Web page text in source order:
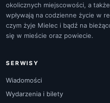
okolicznych miejscowości, a
wpływają na codzienne życie w
czym żyje Mielec i bądź na
się w mieście oraz powiecie.
SERWISY
Wiadomości
Wydarzenia i bilety